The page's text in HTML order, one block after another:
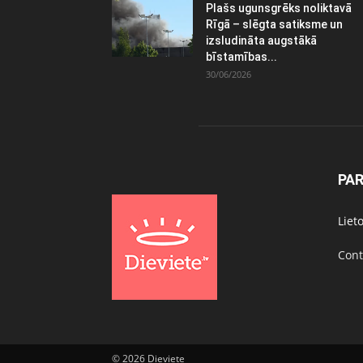
Plašs ugunsgrēks noliktavā
Rīgā – slēgta satiksme un
izsludināta augstākā
bīstamības...
30/06/2026
© 2026 Dieviete